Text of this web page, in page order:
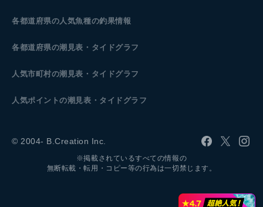
各都道府県の人気魚種の釣果情報
各都道府県の潮見表 ・タイドグラフ
人気市町村の潮見表・タイドグラフ
人気ポイントの潮見表・タイドグラフ
© 2004- B.Creation Inc.
※掲載されているすべての情報の
無断転載・転用・コピー等の行為は一切禁じます。